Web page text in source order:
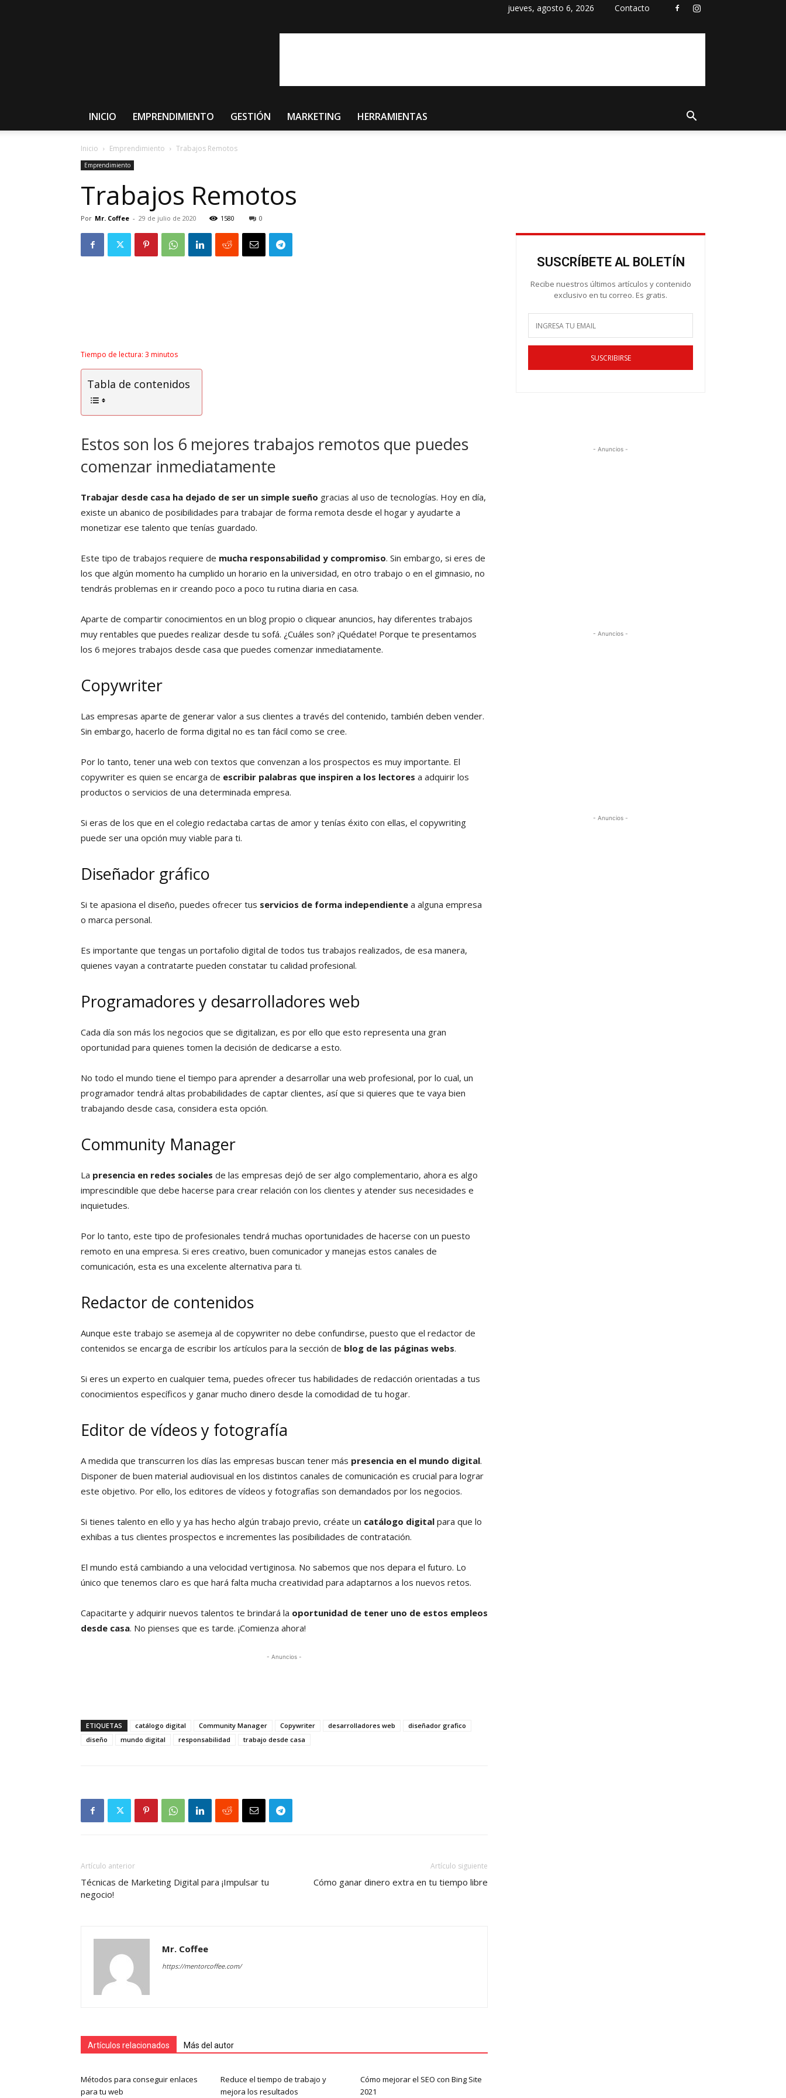
jueves, agosto 6, 2026 Contacto
INICIO EMPRENDIMIENTO GESTIÓN MARKETING HERRAMIENTAS
Inicio Emprendimiento Trabajos Remotos
Emprendimiento
Trabajos Remotos
Por Mr. Coffee - 29 de julio de 2020 1580 0
Tiempo de lectura: 3 minutos
Tabla de contenidos
Estos son los 6 mejores trabajos remotos que puedes
comenzar inmediatamente
Trabajar desde casa ha dejado de ser un simple sueño gracias al uso de tecnologías. Hoy en día,
existe un abanico de posibilidades para trabajar de forma remota desde el hogar y ayudarte a
monetizar ese talento que tenías guardado.
Este tipo de trabajos requiere de mucha responsabilidad y compromiso. Sin embargo, si eres de
los que algún momento ha cumplido un horario en la universidad, en otro trabajo o en el gimnasio, no
tendrás problemas en ir creando poco a poco tu rutina diaria en casa.
Aparte de compartir conocimientos en un blog propio o cliquear anuncios, hay diferentes trabajos
muy rentables que puedes realizar desde tu sofá. ¿Cuáles son? ¡Quédate! Porque te presentamos
los 6 mejores trabajos desde casa que puedes comenzar inmediatamente.
Copywriter
Las empresas aparte de generar valor a sus clientes a través del contenido, también deben vender.
Sin embargo, hacerlo de forma digital no es tan fácil como se cree.
Por lo tanto, tener una web con textos que convenzan a los prospectos es muy importante. El
copywriter es quien se encarga de escribir palabras que inspiren a los lectores a adquirir los
productos o servicios de una determinada empresa.
Si eras de los que en el colegio redactaba cartas de amor y tenías éxito con ellas, el copywriting
puede ser una opción muy viable para ti.
Diseñador gráfico
Si te apasiona el diseño, puedes ofrecer tus servicios de forma independiente a alguna empresa
o marca personal.
Es importante que tengas un portafolio digital de todos tus trabajos realizados, de esa manera,
quienes vayan a contratarte pueden constatar tu calidad profesional.
Programadores y desarrolladores web
Cada día son más los negocios que se digitalizan, es por ello que esto representa una gran
oportunidad para quienes tomen la decisión de dedicarse a esto.
No todo el mundo tiene el tiempo para aprender a desarrollar una web profesional, por lo cual, un
programador tendrá altas probabilidades de captar clientes, así que si quieres que te vaya bien
trabajando desde casa, considera esta opción.
Community Manager
La presencia en redes sociales de las empresas dejó de ser algo complementario, ahora es algo
imprescindible que debe hacerse para crear relación con los clientes y atender sus necesidades e
inquietudes.
Por lo tanto, este tipo de profesionales tendrá muchas oportunidades de hacerse con un puesto
remoto en una empresa. Si eres creativo, buen comunicador y manejas estos canales de
comunicación, esta es una excelente alternativa para ti.
Redactor de contenidos
Aunque este trabajo se asemeja al de copywriter no debe confundirse, puesto que el redactor de
contenidos se encarga de escribir los artículos para la sección de blog de las páginas webs.
Si eres un experto en cualquier tema, puedes ofrecer tus habilidades de redacción orientadas a tus
conocimientos específicos y ganar mucho dinero desde la comodidad de tu hogar.
Editor de vídeos y fotografía
A medida que transcurren los días las empresas buscan tener más presencia en el mundo digital.
Disponer de buen material audiovisual en los distintos canales de comunicación es crucial para lograr
este objetivo. Por ello, los editores de vídeos y fotografías son demandados por los negocios.
Si tienes talento en ello y ya has hecho algún trabajo previo, créate un catálogo digital para que lo
exhibas a tus clientes prospectos e incrementes las posibilidades de contratación.
El mundo está cambiando a una velocidad vertiginosa. No sabemos que nos depara el futuro. Lo
único que tenemos claro es que hará falta mucha creatividad para adaptarnos a los nuevos retos.
Capacitarte y adquirir nuevos talentos te brindará la oportunidad de tener uno de estos empleos
desde casa. No pienses que es tarde. ¡Comienza ahora!
- Anuncios -
ETIQUETAS catálogo digital Community Manager Copywriter desarrolladores web
diseñador grafico
diseño
mundo digital responsabilidad trabajo desde casa
Artículo anterior
Técnicas de Marketing Digital para ¡Impulsar tu
negocio!
Artículo siguiente
Cómo ganar dinero extra en tu tiempo libre
Mr. Coffee
https://mentorcoffee.com/
Artículos relacionados Más del autor
Métodos para conseguir enlaces
para tu web
Reduce el tiempo de trabajo y
mejora los resultados
Cómo mejorar el SEO con Bing Site
2021
SUSCRÍBETE AL BOLETÍN
Recibe nuestros últimos artículos y contenido
exclusivo en tu correo. Es gratis.
SUSCRIBIRSE
- Anuncios -
- Anuncios -
- Anuncios -